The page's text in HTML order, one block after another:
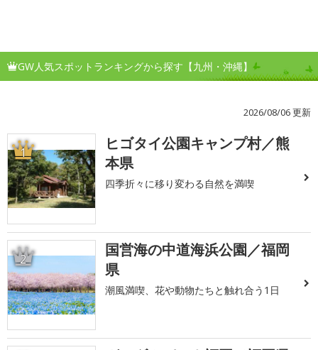
GW人気スポットランキングから探す【九州・沖縄】
2026/08/06 更新
1
ヒゴタイ公園キャンプ村／熊
本県
四季折々に移り変わる自然を満喫
2
国営海の中道海浜公園／福岡
県
潮風満喫、花や動物たちと触れ合う1日